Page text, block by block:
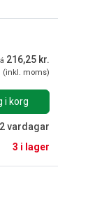
216,25 kr.
(inkl. moms)
i korg
vardagar
3 i lager